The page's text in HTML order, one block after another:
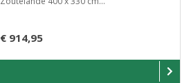
€ 914,95